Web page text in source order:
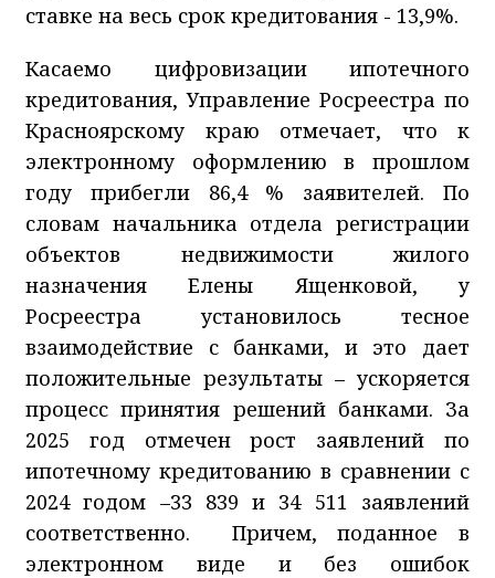
ставке на весь срок кредитования - 13,9%.
Касаемо цифровизации ипотечного
кредитования, Управление Росреестра по
Красноярскому краю отмечает, что к
электронному оформлению в прошлом
году прибегли 86,4 % заявителей. По
словам начальника отдела регистрации
объектов недвижимости жилого
назначения Елены Ященковой, у
Росреестра установилось тесное
взаимодействие с банками, и это дает
положительные результаты – ускоряется
процесс принятия решений банками. За
2025 год отмечен рост заявлений по
ипотечному кредитованию в сравнении с
2024 годом –33 839 и 34 511 заявлений
соответственно.
Причем, поданное в
электронном виде и без ошибок